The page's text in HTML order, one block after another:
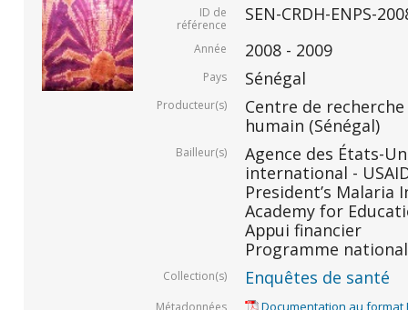
ID de
référence
SEN-CRDH-ENPS-
Année 2008 - 2009
Pays Sénégal
Producteur(s)
Centre de
humain (Sénégal)
Bailleur(s)
Agence des États-
international -
President’s Malaria
Academy for
Appui financier
Programme
Collection(s) Enquêtes de santé
Métadonnées
Documentation au format